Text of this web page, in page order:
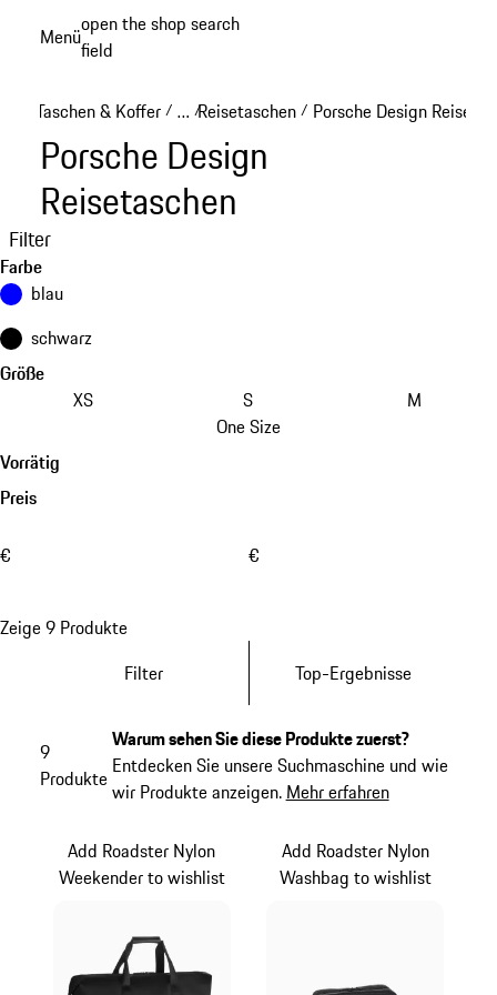
Hauptinhalt
Menüopen the shop search
field
Taschen & Koffer / …
Reveal collapsed breadcrumb items
/Reisetaschen / Porsche Design
Porsche Design
Reisetaschen
Filter
Farbe
blau
schwarz
Größe
XS
S
M
One Size
Vorrätig
Preis
€ €
Zeige 9 Produkte
Filter
Top-Ergebnisse
9
Produkte
Warum sehen Sie diese Produkte zuerst?
Entdecken Sie unsere Suchmaschine und wie
wir Produkte anzeigen. Mehr erfahren
Add Roadster Nylon
Weekender to wishlist
Add Roadster Nylon
Washbag to wishlist